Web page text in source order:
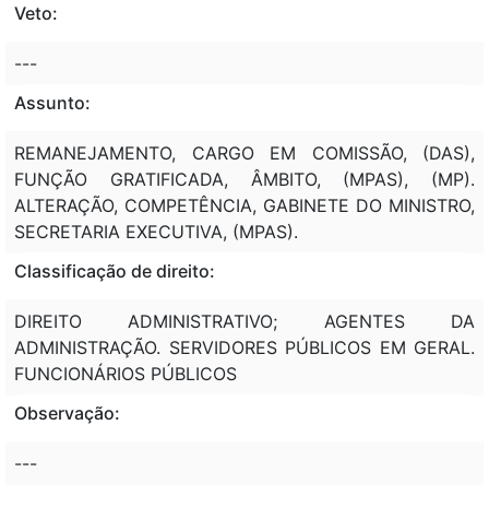
Veto:
---
Assunto:
REMANEJAMENTO, CARGO EM COMISSÃO, (DAS),
FUNÇÃO GRATIFICADA, ÂMBITO, (MPAS), (MP).
ALTERAÇÃO, COMPETÊNCIA, GABINETE DO MINISTRO,
SECRETARIA EXECUTIVA, (MPAS).
Classificação de direito:
DIREITO ADMINISTRATIVO; AGENTES DA
ADMINISTRAÇÃO. SERVIDORES PÚBLICOS EM GERAL.
FUNCIONÁRIOS PÚBLICOS
Observação:
---